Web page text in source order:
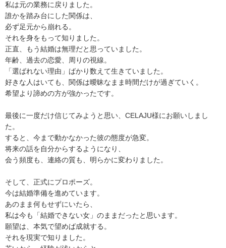
私は元の業務に戻りました。
誰かを踏み台にした関係は、
必ず足元から崩れる。
それを身をもって知りました。
正直、もう結婚は無理だと思っていました。
年齢、過去の恋愛、周りの視線。
「選ばれない理由」ばかり数えて生きていました。
好きな人はいても、関係は曖昧なまま時間だけが過ぎていく。
希望より諦めの方が強かったです。
最後に一度だけ信じてみようと思い、CELAJU様にお願いしまし
た。
すると、今まで動かなかった彼の態度が急変。
将来の話を自分からするようになり、
会う頻度も、連絡の質も、明らかに変わりました。
そして、正式にプロポーズ。
今は結婚準備を進めています。
あのまま何もせずにいたら、
私は今も「結婚できない女」のままだったと思います。
願望は、本気で望めば成就する。
それを現実で知りました。